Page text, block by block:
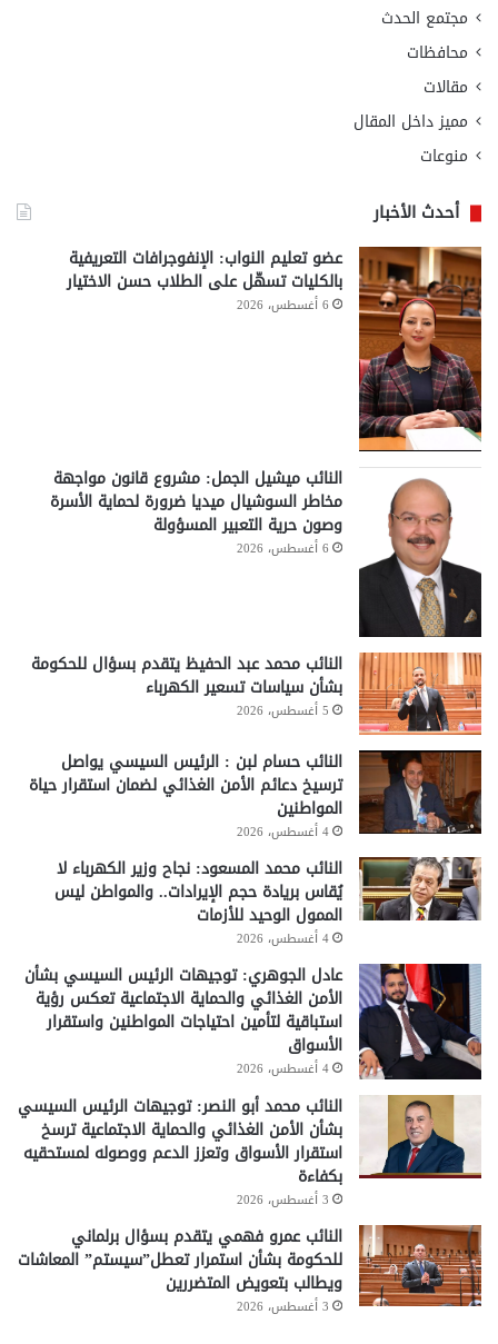
مجتمع الحدث
محافظات
مقالات
مميز داخل المقال
منوعات
أحدث الأخبار
عضو تعليم النواب: الإنفوجرافات التعريفية
بالكليات تسهّل على الطلاب حسن الاختيار
6 أغسطس، 2026
النائب ميشيل الجمل: مشروع قانون مواجهة
مخاطر السوشيال ميديا ضرورة لحماية الأسرة
وصون حرية التعبير المسؤولة
6 أغسطس، 2026
النائب محمد عبد الحفيظ يتقدم بسؤال للحكومة
بشأن سياسات تسعير الكهرباء
5 أغسطس، 2026
النائب حسام لبن : الرئيس السيسي يواصل
ترسيخ دعائم الأمن الغذائي لضمان استقرار حياة
المواطنين
4 أغسطس، 2026
النائب محمد المسعود: نجاح وزير الكهرباء لا
يُقاس بريادة حجم الإيرادات.. والمواطن ليس
الممول الوحيد للأزمات
4 أغسطس، 2026
عادل الجوهري: توجيهات الرئيس السيسي بشأن
الأمن الغذائي والحماية الاجتماعية تعكس رؤية
استباقية لتأمين احتياجات المواطنين واستقرار
الأسواق
4 أغسطس، 2026
النائب محمد أبو النصر: توجيهات الرئيس السيسي
بشأن الأمن الغذائي والحماية الاجتماعية ترسخ
استقرار الأسواق وتعزز الدعم ووصوله لمستحقيه
بكفاءة
3 أغسطس، 2026
النائب عمرو فهمي يتقدم بسؤال برلماني
للحكومة بشأن استمرار تعطل”سيستم” المعاشات
ويطالب بتعويض المتضررين
3 أغسطس، 2026